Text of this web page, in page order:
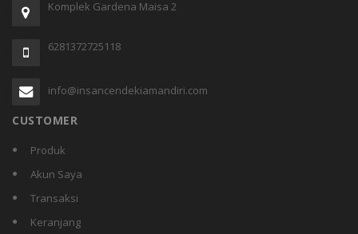
Komplek Gardena Maisa 2
6281372725118
info@insancendekiamandiri.com
CUSTOMER
Produk
Akun Saya
Transaksi
Keranjang